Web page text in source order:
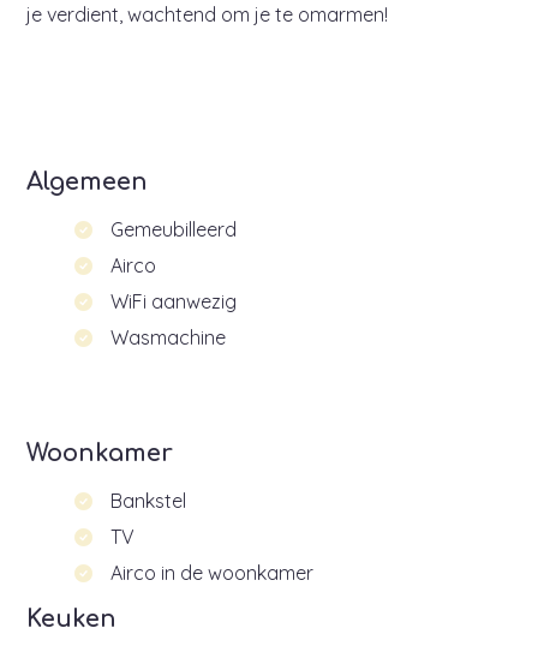
je verdient, wachtend om je te omarmen!
Algemeen
Gemeubilleerd
Airco
WiFi aanwezig
Wasmachine
Woonkamer
Bankstel
TV
Airco in de woonkamer
Keuken